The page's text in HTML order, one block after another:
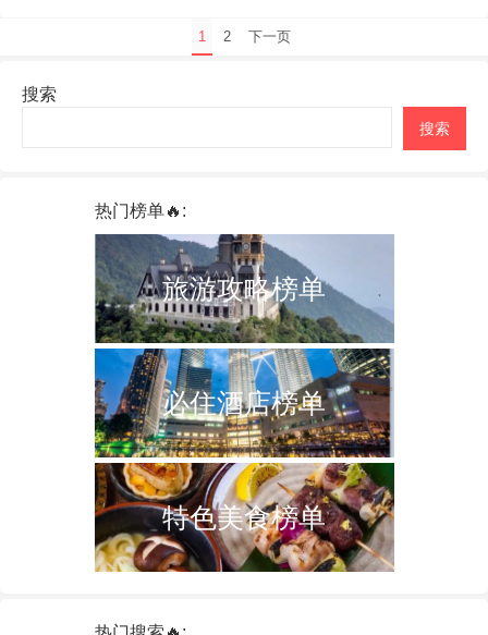
1 2 下一页
搜索
搜索
热门榜单🔥:
旅游攻略榜单
必住酒店榜单
特色美食榜单